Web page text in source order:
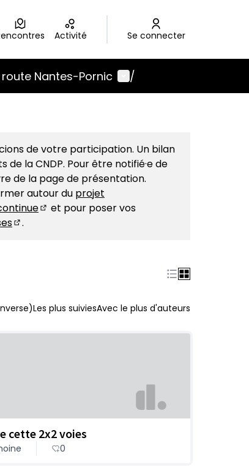
Rencontres Activité Se connecter
Nantes-Pornic Menu utilisateur
/
de votre participation. Un bilan
la CNDP. Pour être notifié·e de
de la page de présentation.
autour du projet
(S'ouvre dans un nouvel onglet)
et pour poser vos
.
Les plus suiviesAvec le plus d'auteurs
cette 2x2 voies
0